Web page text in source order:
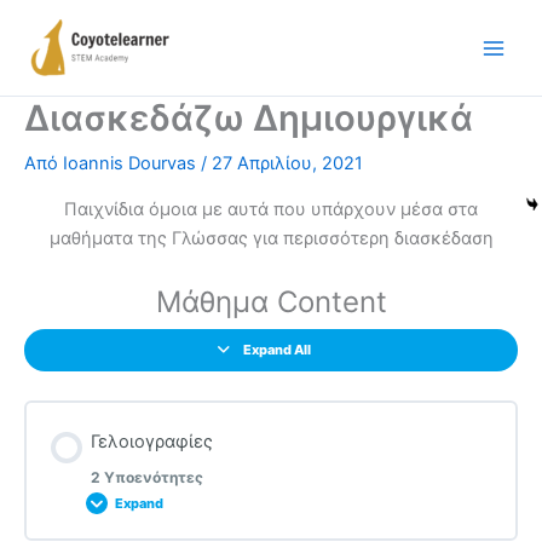
περιεχόμενο
Διασκεδάζω Δημιουργικά
Από Ioannis Dourvas / 27 Απριλίου, 2021
Παιχνίδια όμοια με αυτά που υπάρχουν μέσα στα
μαθήματα της Γλώσσας για περισσότερη διασκέδαση
Μάθημα Content
Expand All
Γελοιογραφίες
2 Υποενότητες
Expand